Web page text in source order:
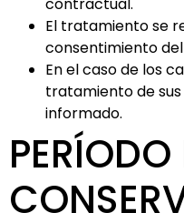
contractual.
El tratamiento se
consentimiento
En el caso de los
tratamiento de
informado.
PERÍODO